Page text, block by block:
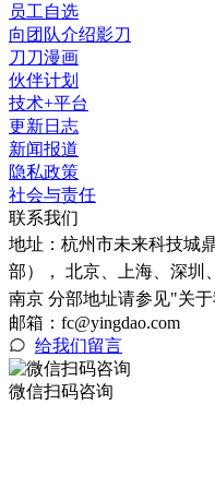
员工自选
向团队介绍影刀
刀刀漫画
伙伴计划
技术+平台
更新日志
新闻报道
隐私政策
社会与责任
联系我们
地址： 杭州市未来科技城
部）， 北京、上海、深圳
南京 分部地址请参见"关
邮箱：fc@yingdao.com
给我们留言
微信扫码咨询